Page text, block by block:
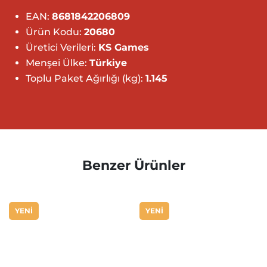
EAN: 8681842206809
Ürün Kodu: 20680
Üretici Verileri: KS Games
Menşei Ülke: Türkiye
Toplu Paket Ağırlığı (kg): 1.145
Benzer Ürünler
YENİ YENİ